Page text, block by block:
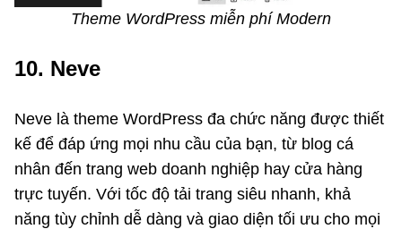
Theme WordPress miễn phí Modern
10. Neve
Neve là theme WordPress đa chức năng được thiết
kế để đáp ứng mọi nhu cầu của bạn, từ blog cá
nhân đến trang web doanh nghiệp hay cửa hàng
trực tuyến. Với tốc độ tải trang siêu nhanh, khả
năng tùy chỉnh dễ dàng và giao diện tối ưu cho mọi